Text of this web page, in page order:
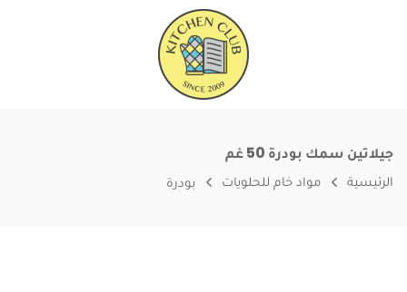
جيلاتين سمك بودرة 50 غم
الرئيسية مواد خام للحلويات بودرة